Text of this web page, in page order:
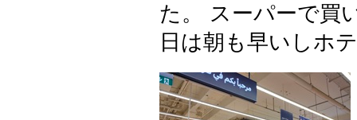
た。 スーパーで買
日は朝も早いしホ